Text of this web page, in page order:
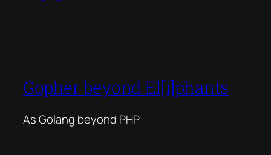
Gopher beyond El[i]phants
As Golang beyond PHP